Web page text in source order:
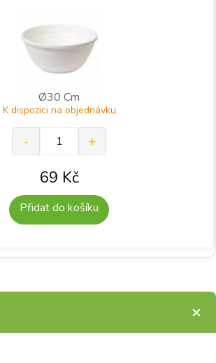
Ø30 Cm
K dispozici na objednávku
69 Kč
Přidat do košíku